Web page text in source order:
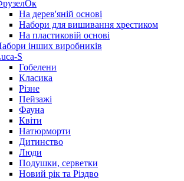
На дерев'яній основі
Набори для вишивання хрестиком
На пластиковій основі
інших виробників
S
Гобелени
Класика
Різне
Пейзажі
Фауна
Квіти
Натюрморти
Дитинство
Люди
Подушки, серветки
Новий рік та Різдво